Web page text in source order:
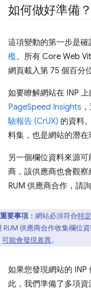
如何做好準備？
這項變動的第一步是確
檻。所有 Core Web
網頁載入第 75 個百分
如要瞭解網站在 INP
PageSpeed Insights
驗報告 (CrUX) 的資料
料集，也是網站的潛在
另一個欄位資料來源可
商，該供應商也會觀
RUM 供應商合作，請
重要事項： 網站必須符合特
RUM 供應商合作收集欄位
可能會發現差異。
如果您發現網站的 INP
此，我們準備了多項